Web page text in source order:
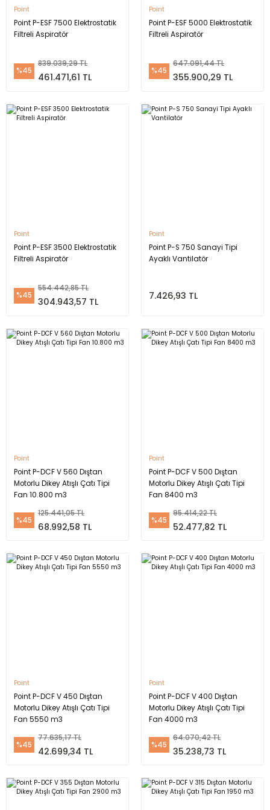
Point
Point P-ESF 7500 Elektrostatik
Filtreli Aspiratör
%45
839.039,29 TL
461.471,61 TL
Point
Point P-ESF 5000 Elektrostatik
Filtreli Aspiratör
%45
647.091,44 TL
355.900,29 TL
Point
Point P-ESF 3500 Elektrostatik
Filtreli Aspiratör
%45
554.442,85 TL
304.943,57 TL
Point
Point P-S 750 Sanayi Tipi
Ayaklı Vantilatör
7.426,93 TL
Point
Point P-DCF V 560 Dıştan
Motorlu Dikey Atışlı Çatı Tipi
Fan 10.800 m3
%45
125.441,05 TL
68.992,58 TL
Point
Point P-DCF V 500 Dıştan
Motorlu Dikey Atışlı Çatı Tipi
Fan 8400 m3
%45
95.414,22 TL
52.477,82 TL
Point
Point P-DCF V 450 Dıştan
Motorlu Dikey Atışlı Çatı Tipi
Fan 5550 m3
%45
77.635,17 TL
42.699,34 TL
Point
Point P-DCF V 400 Dıştan
Motorlu Dikey Atışlı Çatı Tipi
Fan 4000 m3
%45
64.070,42 TL
35.238,73 TL